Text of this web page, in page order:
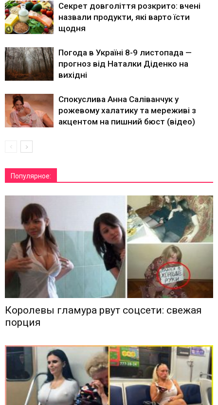
Секрет довголіття розкрито: вчені
назвали продукти, які варто їсти
щодня
Погода в Україні 8-9 листопада —
прогноз від Наталки Діденко на
вихідні
Спокуслива Анна Саліванчук у
рожевому халатику та мереживі з
акцентом на пишний бюст (відео)
Популярное:
Королевы гламура рвут соцсети: свежая
порция